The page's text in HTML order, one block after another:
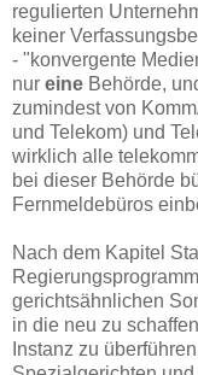
regulierten
keiner
- "konvergente
nur eine Behörde,
zumindest von
und Telekom) und
wirklich alle
bei dieser Behörde
Fernmeldebüros
Nach dem Kapitel
gerichtsähnlichen
in die neu zu
Instanz zu